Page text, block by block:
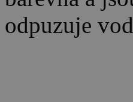
odpuzuje